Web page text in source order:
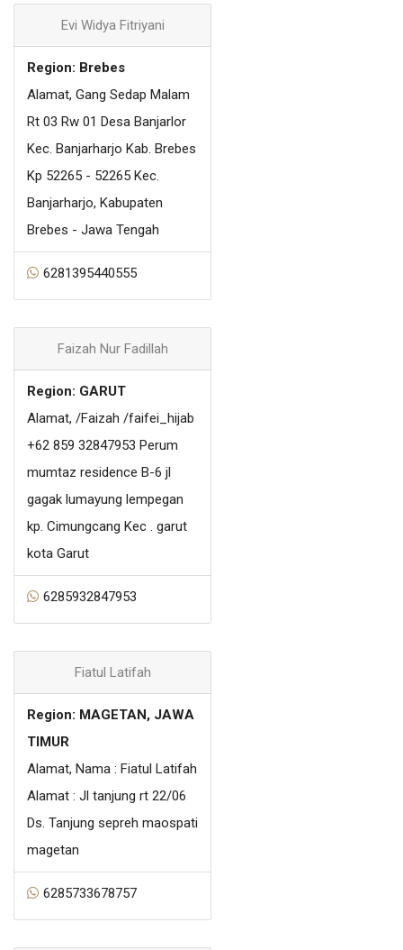
Evi Widya Fitriyani
Region: Brebes
Alamat, Gang Sedap Malam
Rt 03 Rw 01 Desa Banjarlor
Kec. Banjarharjo Kab. Brebes
Kp 52265 - 52265 Kec.
Banjarharjo, Kabupaten
Brebes - Jawa Tengah
6281395440555
Faizah Nur Fadillah
Region: GARUT
Alamat, /Faizah /faifei_hijab
+62 859 32847953 Perum
mumtaz residence B-6 jl
gagak lumayung lempegan
kp. Cimungcang Kec . garut
kota Garut
6285932847953
Fiatul Latifah
Region: MAGETAN, JAWA
TIMUR
Alamat, Nama : Fiatul Latifah
Alamat : Jl tanjung rt 22/06
Ds. Tanjung sepreh maospati
magetan
6285733678757